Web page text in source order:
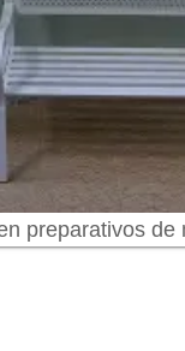
preparativos de